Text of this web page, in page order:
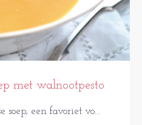
met walnootpesto
soep; een favoriet vo...